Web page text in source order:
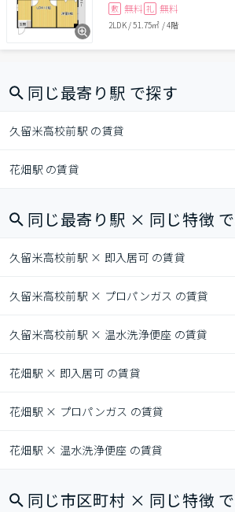
敷 無料 礼 無料
2LDK/51.75㎡ /4階
同じ最寄り駅 で探す
久留米高校前駅 の賃貸
花畑駅 の賃貸
同じ最寄り駅 × 同じ特徴
久留米高校前駅 × 即入居可 の賃貸
久留米高校前駅 × プロパンガス の賃貸
久留米高校前駅 × 温水洗浄便座 の賃貸
花畑駅 × 即入居可 の賃貸
花畑駅 × プロパンガス の賃貸
花畑駅 × 温水洗浄便座 の賃貸
同じ市区町村 × 同じ特徴